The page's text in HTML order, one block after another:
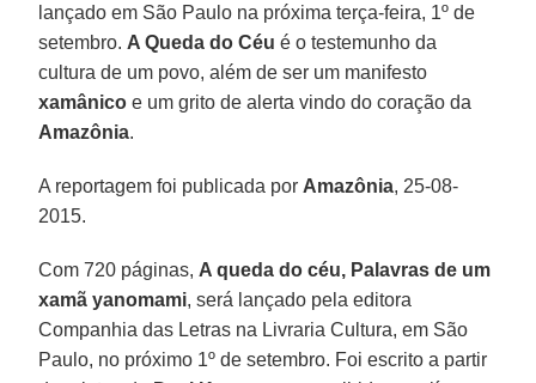
lançado em São Paulo na próxima terça-feira, 1º de
setembro. A Queda do Céu é o testemunho da
cultura de um povo, além de ser um manifesto
xamânico e um grito de alerta vindo do coração da
Amazônia.
A reportagem foi publicada por Amazônia, 25-08-
2015.
Com 720 páginas, A queda do céu, Palavras de um
xamã yanomami, será lançado pela editora
Companhia das Letras na Livraria Cultura, em São
Paulo, no próximo 1º de setembro. Foi escrito a partir